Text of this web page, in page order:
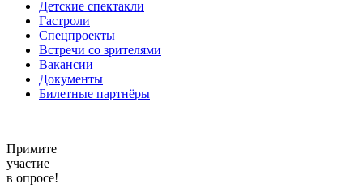
Детские спектакли
Гастроли
Спецпроекты
Встречи со зрителями
Вакансии
Документы
Билетные партнёры
Примите
участие
в опросе!